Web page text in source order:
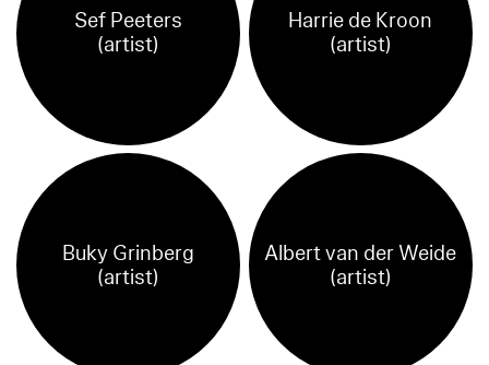
Sef Peeters
(artist)
Harrie de Kroon
(artist)
Buky Grinberg
(artist)
Albert van der Weide
(artist)